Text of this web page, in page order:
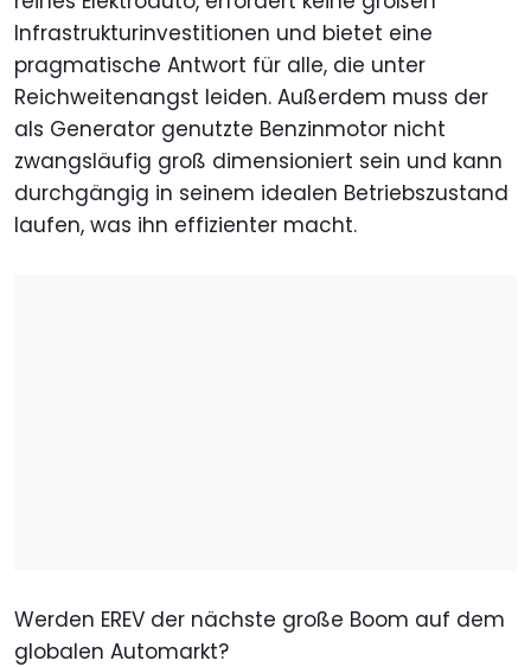
Infrastrukturinvestitionen und bietet eine
pragmatische Antwort für alle, die unter
Reichweitenangst leiden. Außerdem muss der
als Generator genutzte Benzinmotor nicht
zwangsläufig groß dimensioniert sein und kann
durchgängig in seinem idealen Betriebszustand
laufen, was ihn effizienter macht.
Werden EREV der nächste große Boom auf dem
globalen Automarkt?